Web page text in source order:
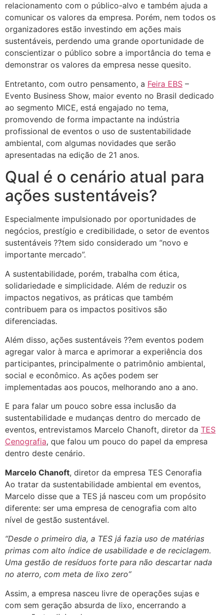
relacionamento com o público-alvo e também ajuda a
comunicar os valores da empresa. Porém, nem todos os
organizadores estão investindo em ações mais
sustentáveis, perdendo uma grande oportunidade de
conscientizar o público sobre a importância do tema e
demonstrar os valores da empresa nesse quesito.
Entretanto, com outro pensamento, a Feira EBS –
Evento Business Show, maior evento no Brasil dedicado
ao segmento MICE, está engajado no tema,
promovendo de forma impactante na indústria
profissional de eventos o uso de sustentabilidade
ambiental, com algumas novidades que serão
apresentadas na edição de 21 anos.
Qual é o cenário atual para
ações sustentáveis?
Especialmente impulsionado por oportunidades de
negócios, prestígio e credibilidade, o setor de eventos
sustentáveis ??tem sido considerado um “novo e
importante mercado”.
A sustentabilidade, porém, trabalha com ética,
solidariedade e simplicidade. Além de reduzir os
impactos negativos, as práticas que também
contribuem para os impactos positivos são
diferenciadas.
Além disso, ações sustentáveis ??em eventos podem
agregar valor à marca e aprimorar a experiência dos
participantes, principalmente o patrimônio ambiental,
social e econômico. As ações podem ser
implementadas aos poucos, melhorando ano a ano.
E para falar um pouco sobre essa inclusão da
sustentabilidade e mudanças dentro do mercado de
eventos, entrevistamos Marcelo Chanoft, diretor da TES
Cenografia, que falou um pouco do papel da empresa
dentro deste cenário.
Marcelo Chanoft, diretor da empresa TES Cenorafia
Ao tratar da sustentabilidade ambiental em eventos,
Marcelo disse que a TES já nasceu com um propósito
diferente: ser uma empresa de cenografia com alto
nível de gestão sustentável.
“Desde o primeiro dia, a TES já fazia uso de matérias
primas com alto índice de usabilidade e de reciclagem.
Uma gestão de resíduos forte para não descartar nada
no aterro, com meta de lixo zero”
Assim, a empresa nasceu livre de operações sujas e
com sem geração absurda de lixo, encerrando a